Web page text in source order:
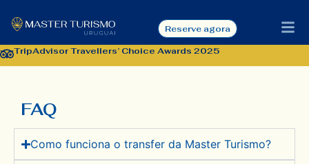
Reserve agora
TripAdvisor Travellers’ Choice Awards 2025
FAQ
FAQ
Como funciona o transfer da Master Turismo?